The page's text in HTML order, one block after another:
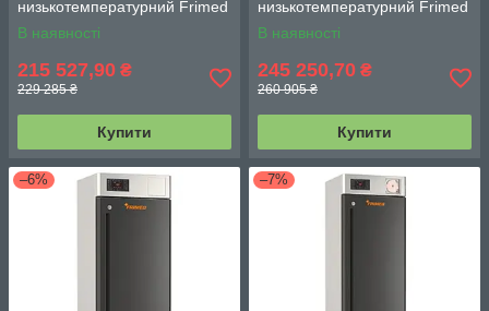
низькотемпературний Frimed
CV3 (висувні полиці) на 160 л
(–10...–32 °С)
В наявності
215 527,90 ₴
229 285 ₴
Купити
низькотемпературний Frimed
CV4 (висувні полиці) на 220 л
(–10...–32 °С)
В наявності
245 250,70 ₴
260 905 ₴
Купити
–6% –7%